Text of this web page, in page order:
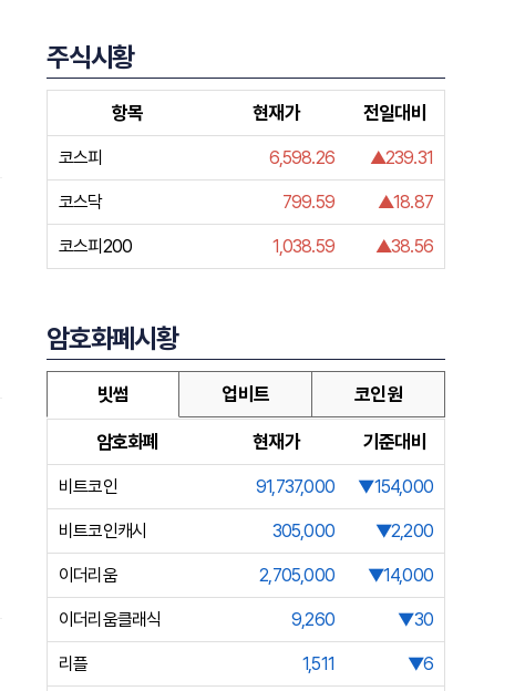
주식시황
항목 현재가 전일대비
코스피 6,598.26 ▲239.31
코스닥 799.59 ▲18.87
코스피200 1,038.59 ▲38.56
암호화폐시황
빗썸 업비트 코인원
암호화폐 현재가 기준대비
비트코인 91,737,000 ▼154,000
비트코인캐시 305,000 ▼2,200
이더리움 2,705,000 ▼14,000
이더리움클래식 9,260 ▼30
리플 1,511 ▼6